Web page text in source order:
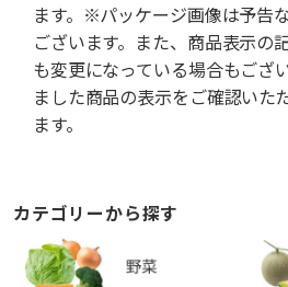
ます。※パッケージ画像は予告
ございます。また、商品表示の
も変更になっている場合もござ
ました商品の表示をご確認いた
ます。
カテゴリーから探す